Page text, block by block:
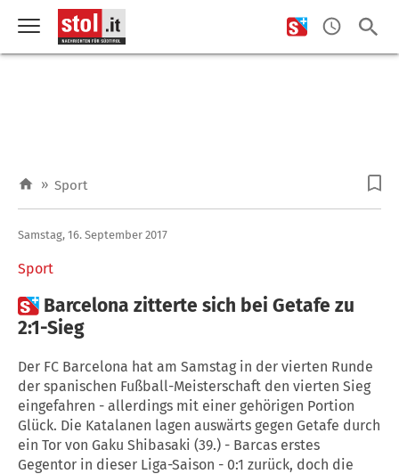
» Sport
Sport
Samstag, 16. September 2017
 Barcelona zitterte sich bei Getafe zu
2:1-Sieg
Der FC Barcelona hat am Samstag in der vierten Runde
der spanischen Fußball-Meisterschaft den vierten Sieg
eingefahren - allerdings mit einer gehörigen Portion
Glück. Die Katalanen lagen auswärts gegen Getafe durch
ein Tor von Gaku Shibasaki (39.) - Barcas erstes
Gegentor in dieser Liga-Saison - 0:1 zurück, doch die